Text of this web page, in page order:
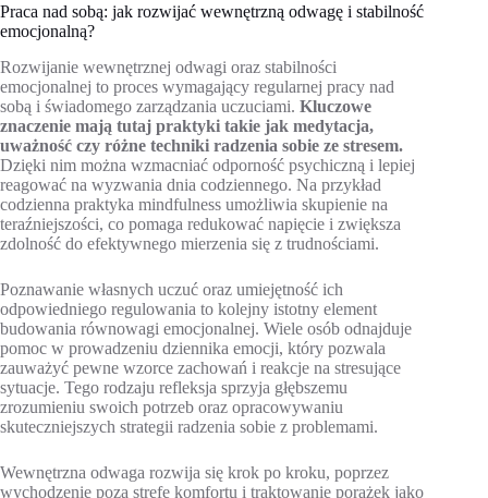
Praca nad sobą: jak rozwijać wewnętrzną odwagę i stabilność
emocjonalną?
Rozwijanie wewnętrznej odwagi oraz stabilności
emocjonalnej to proces wymagający regularnej pracy nad
sobą i świadomego zarządzania uczuciami. Kluczowe
znaczenie mają tutaj praktyki takie jak medytacja,
uważność czy różne techniki radzenia sobie ze stresem.
Dzięki nim można wzmacniać odporność psychiczną i lepiej
reagować na wyzwania dnia codziennego. Na przykład
codzienna praktyka mindfulness umożliwia skupienie na
teraźniejszości, co pomaga redukować napięcie i zwiększa
zdolność do efektywnego mierzenia się z trudnościami.
Poznawanie własnych uczuć oraz umiejętność ich
odpowiedniego regulowania to kolejny istotny element
budowania równowagi emocjonalnej. Wiele osób odnajduje
pomoc w prowadzeniu dziennika emocji, który pozwala
zauważyć pewne wzorce zachowań i reakcje na stresujące
sytuacje. Tego rodzaju refleksja sprzyja głębszemu
zrozumieniu swoich potrzeb oraz opracowywaniu
skuteczniejszych strategii radzenia sobie z problemami.
Wewnętrzna odwaga rozwija się krok po kroku, poprzez
wychodzenie poza strefę komfortu i traktowanie porażek jako